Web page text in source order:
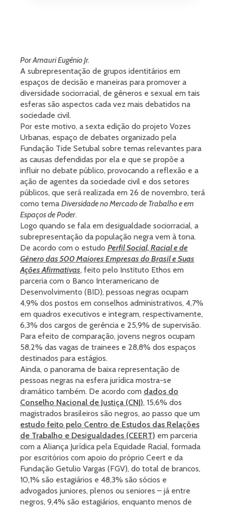
Por Amauri Eugênio Jr.
A subrepresentação de grupos identitários em
espaços de decisão e maneiras para promover a
diversidade sociorracial, de gêneros e sexual em tais
esferas são aspectos cada vez mais debatidos na
sociedade civil.
Por este motivo, a sexta edição do projeto Vozes
Urbanas, espaço de debates organizado pela
Fundação Tide Setubal sobre temas relevantes para
as causas defendidas por ela e que se propõe a
influir no debate público, provocando a reflexão e a
ação de agentes da sociedade civil e dos setores
públicos, que será realizada em 26 de novembro, terá
como tema Diversidade no Mercado de Trabalho e em
Espaços de Poder.
Logo quando se fala em desigualdade sociorracial, a
subrepresentação da população negra vem à tona.
De acordo com o estudo Perfil Social, Racial e de
Gênero das 500 Maiores Empresas do Brasil e Suas
Ações Afirmativas, feito pelo Instituto Ethos em
parceria com o Banco Interamericano de
Desenvolvimento (BID), pessoas negras ocupam
4,9% dos postos em conselhos administrativos, 4,7%
em quadros executivos e integram, respectivamente,
6,3% dos cargos de gerência e 25,9% de supervisão.
Para efeito de comparação, jovens negros ocupam
58,2% das vagas de trainees e 28,8% dos espaços
destinados para estágios.
Ainda, o panorama de baixa representação de
pessoas negras na esfera jurídica mostra-se
dramático também. De acordo com dados do
Conselho Nacional de Justiça (CNJ), 15,6% dos
magistrados brasileiros são negros, ao passo que um
estudo feito pelo Centro de Estudos das Relações
de Trabalho e Desigualdades (CEERT) em parceria
com a Aliança Jurídica pela Equidade Racial, formada
por escritórios com apoio do próprio Ceert e da
Fundação Getulio Vargas (FGV), do total de brancos,
10,1% são estagiários e 48,3% são sócios e
advogados juniores, plenos ou seniores – já entre
negros, 9,4% são estagiários, enquanto menos de